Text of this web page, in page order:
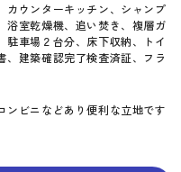
カウンターキッチン、シャンプ
浴室乾燥機、追い焚き、複層ガ
駐車場２台分、床下収納、トイ
、建築確認完了検査済証、フラ
ビニなどあり便利な立地です